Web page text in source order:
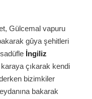
Gülcemal vapuru
gûya şehitleri
İngiliz
çıkarak kendi
bizimkiler
bakarak